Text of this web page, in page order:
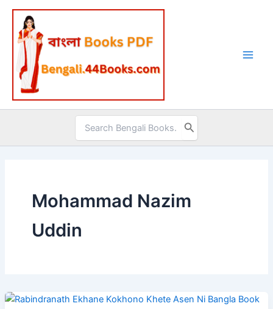
Skip
content
Search
for:
Mohammad Nazim
Uddin